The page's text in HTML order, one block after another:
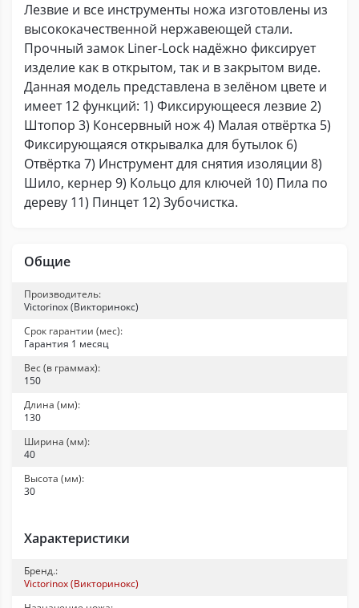
Лезвие и все инструменты ножа изготовлены из
высококачественной нержавеющей стали.
Прочный замок Liner-Lock надёжно фиксирует
изделие как в открытом, так и в закрытом виде.
Данная модель представлена в зелёном цвете и
имеет 12 функций: 1) Фиксирующееся лезвие 2)
Штопор 3) Консервный нож 4) Малая отвёртка 5)
Фиксирующаяся открывалка для бутылок 6)
Отвёртка 7) Инструмент для снятия изоляции 8)
Шило, кернер 9) Кольцо для ключей 10) Пила по
дереву 11) Пинцет 12) Зубочистка.
Общие
Производитель:
Victorinox (Викторинокс)
Срок гарантии (мес):
Гарантия 1 месяц
Вес (в граммах):
150
Длина (мм):
130
Ширина (мм):
40
Высота (мм):
30
Характеристики
Бренд.:
Victorinox (Викторинокс)